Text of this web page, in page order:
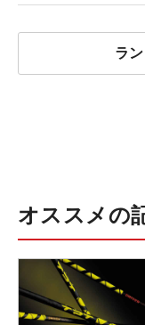
ラ
オススメの